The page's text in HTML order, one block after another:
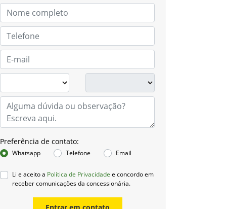
Preferência de contato:
Whatsapp Telefone Email
Li e aceito a Política de Privacidade e concordo em
receber comunicações da concessionária.